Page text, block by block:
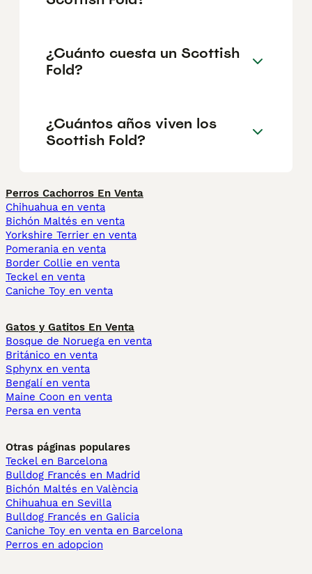
¿Cuánto cuesta un Scottish
Fold?
¿Cuántos años viven los
Scottish Fold?
Perros Cachorros En Venta
Chihuahua en venta
Bichón Maltés en venta
Yorkshire Terrier en venta
Pomerania en venta
Border Collie en venta
Teckel en venta
Caniche Toy en venta
Gatos y Gatitos En Venta
Bosque de Noruega en venta
Británico en venta
Sphynx en venta
Bengalí en venta
Maine Coon en venta
Persa en venta
Otras páginas populares
Teckel en Barcelona
Bulldog Francés en Madrid
Bichón Maltés en València
Chihuahua en Sevilla
Bulldog Francés en Galicia
Caniche Toy en venta en Barcelona
Perros en adopcion